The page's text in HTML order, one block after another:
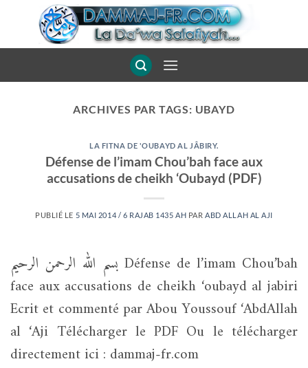
ARCHIVES PAR TAGS: UBAYD
LA FITNA DE 'OUBAYD AL JÂBIRY.
Défense de l’imam Chou’bah face aux
accusations de cheikh ‘Oubayd (PDF)
PUBLIÉ LE 5 MAI 2014 / 6 RAJAB 1435 AH PAR ABD ALLAH AL AJI
بسم الله الرحمن الرحيم Défense de l’imam Chou’bah
face aux accusations de cheikh ‘oubayd al jabiri
Ecrit et commenté par Abou Youssouf ‘AbdAllah
al ‘Aji Télécharger le PDF Ou le télécharger
directement ici : dammaj-fr.com